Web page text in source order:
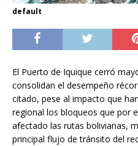
default
El Puerto de Iquique cerró
consolidan el desempeño
citado, pese al impacto que
regional los bloqueos que por
afectado las rutas bolivianas,
principal flujo de tránsito del